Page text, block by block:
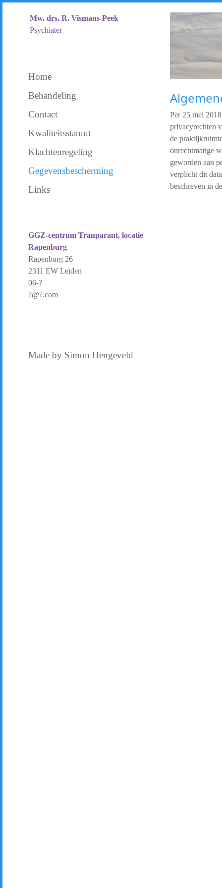
Mw. drs. R. Vismans-Peek
Psychiater
Home
Behandeling
Contact
Kwaliteitsstatuut
Klachtenregeling
Gegevensbescherming
Links
GGZ-centrum Tranparant, locatie
Rapenburg
Rapenburg 26
2311 EW Leiden
06-?
?@?.com
Made by Simon Hengeveld
Per 25 mei
privacyrechten
de
onrechtmatige
geworden aan
verplicht dit
beschreven in